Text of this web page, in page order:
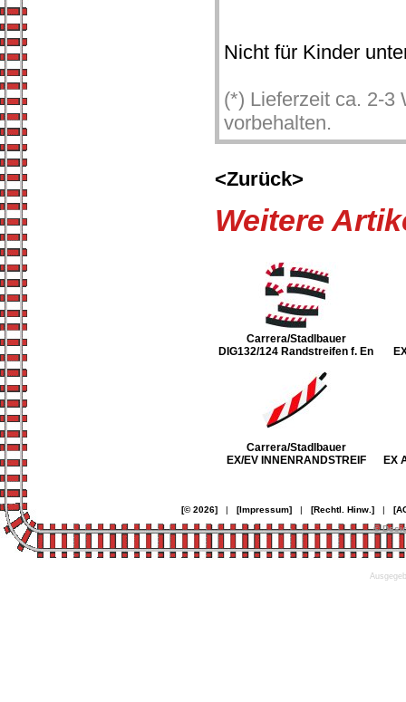
Nicht für Kinder
(*) Lieferzeit ca. 2-3
vorbehalten.
<Zurück>
Weitere
Carrera/Stadlbauer
DIG132/124 Randstreifen f. En
Carrera/Stadlbauer
EX/EV INNENRANDSTREIF
EX
[© 2026]| [Impressum]| [Rechtl. Hinw.]|
©